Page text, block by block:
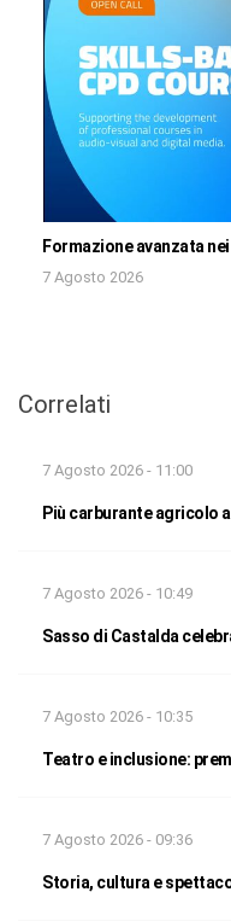
Formazione avanzata
7 Agosto 2026
Correlati
7 Agosto 2026 - 11:00
Più carburante agricolo
7 Agosto 2026 - 10:49
Sasso di Castalda
7 Agosto 2026 - 10:35
Teatro e inclusione:
7 Agosto 2026 - 09:36
Storia, cultura e